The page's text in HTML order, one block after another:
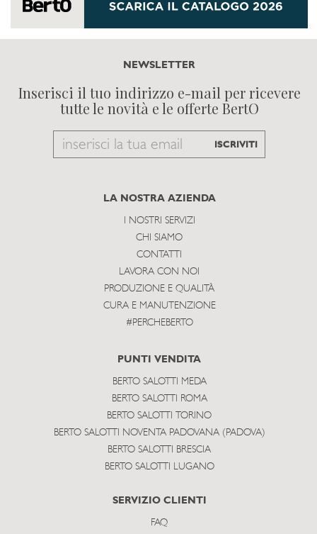
NEWSLETTER
Inserisci il tuo indirizzo e-mail per ricevere
tutte le novità e le offerte BertO
Email
subscribe
ISCRIVITI
LA NOSTRA AZIENDA
I NOSTRI SERVIZI
CHI SIAMO
CONTATTI
LAVORA CON NOI
PRODUZIONE E QUALITÀ
CURA E MANUTENZIONE
#PERCHEBERTO
PUNTI VENDITA
BERTO SALOTTI MEDA
BERTO SALOTTI ROMA
BERTO SALOTTI TORINO
BERTO SALOTTI NOVENTA PADOVANA (PADOVA)
BERTO SALOTTI BRESCIA
BERTO SALOTTI LUGANO
SERVIZIO CLIENTI
FAQ